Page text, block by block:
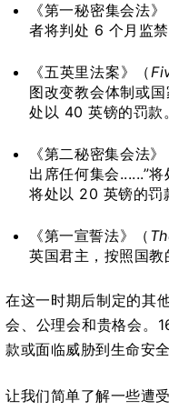
《第一秘密集会法
者将判处 6 个月监
《五英里法案》（
图改变教会体制或
处以 40 英镑的罚款
《第二秘密集会法
出席任何集会......”
将处以 20 英镑的罚
《第一宣誓法》（
英国君主，按照国
在这一时期后制定的其
会、公理会和贵格会。
款或面临威胁到生命安全
让我们简单了解一些遭